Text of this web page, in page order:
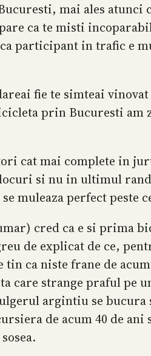
mai ales atunci
ca te misti
participant in trafic e
fie te simteai
prin Bucuresti am
cat mai complete in
si nu in ultimul
muleaza perfect peste
cred ca e si prima
de explicat de ce,
ca niste frane de
care strange praful pe
argintiu se bucura
de acum 40 de